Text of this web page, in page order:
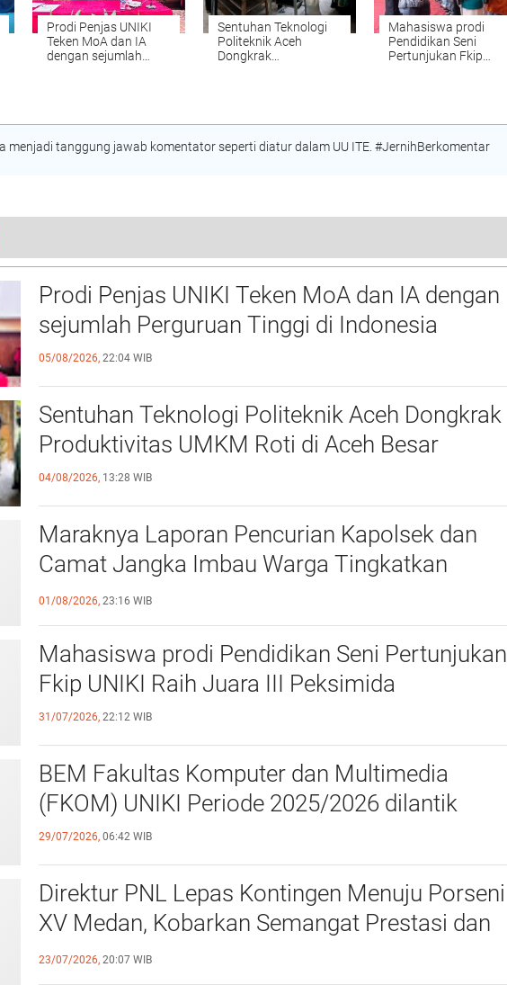
Prodi Penjas UNIKI
Teken MoA dan IA
dengan sejumlah
Sentuhan Teknologi
Politeknik Aceh
Dongkrak
Mahasiswa prodi
Pendidikan Seni
Pertunjukan Fkip
menjadi tanggung jawab komentator seperti diatur dalam UU ITE. #JernihBerkomentar
Pengusaha Kebun Sawit Namo Kerami, Aceh Singkil. Bantu Tongkat
Prodi Penjas UNIKI Teken MoA dan IA dengan
sejumlah Perguruan Tinggi di Indonesia
05/08/2026, 22:04 WIB
Sentuhan Teknologi Politeknik Aceh Dongkrak
Produktivitas UMKM Roti di Aceh Besar
04/08/2026, 13:28 WIB
Maraknya Laporan Pencurian Kapolsek dan
Camat Jangka Imbau Warga Tingkatkan
Kewaspadaan
01/08/2026, 23:16 WIB
Mahasiswa prodi Pendidikan Seni Pertunjukan
Fkip UNIKI Raih Juara III Peksimida
31/07/2026, 22:12 WIB
BEM Fakultas Komputer dan Multimedia
(FKOM) UNIKI Periode 2025/2026 dilantik
29/07/2026, 06:42 WIB
Direktur PNL Lepas Kontingen Menuju Porseni
XV Medan, Kobarkan Semangat Prestasi dan
Sportivitas
23/07/2026, 20:07 WIB